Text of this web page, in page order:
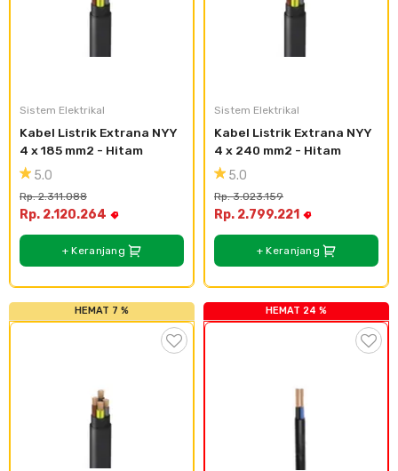
Sistem Elektrikal
Kabel Listrik Extrana NYY
4 x 185 mm2 - Hitam
5.0
Rp. 2.311.088
Rp. 2.120.264
+ Keranjang
Sistem Elektrikal
Kabel Listrik Extrana NYY
4 x 240 mm2 - Hitam
5.0
Rp. 3.023.159
Rp. 2.799.221
+ Keranjang
HEMAT 7 % HEMAT 24 %